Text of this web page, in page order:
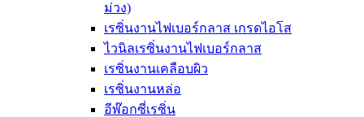
ม่วง)
เรซิ่นงานไฟเบอร์กลาส เกรดไอโส
ไวนิลเรซิ่นงานไฟเบอร์กลาส
เรซิ่นงานเคลือบผิว
เรซิ่นงานหล่อ
อีพ๊อกซี่เรซิ่น